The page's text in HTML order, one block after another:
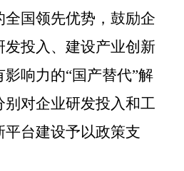
国领先优势，鼓励企
发投入、建设产业创新
影响力的“国产替代”解
别对企业研发投入和工
平台建设予以政策支